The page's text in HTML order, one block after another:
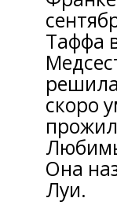
Таффа
скоро
Она
Луи.